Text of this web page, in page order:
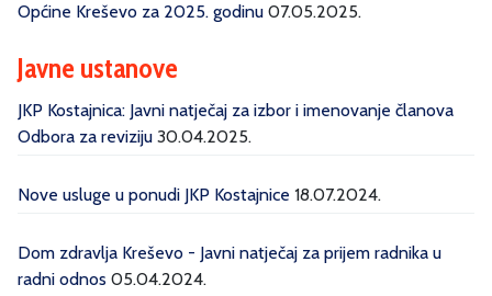
Općine Kreševo za 2025. godinu 07.05.2025.
Javne ustanove
JKP Kostajnica: Javni natječaj za izbor i imenovanje članova
Odbora za reviziju 30.04.2025.
Nove usluge u ponudi JKP Kostajnice 18.07.2024.
Dom zdravlja Kreševo - Javni natječaj za prijem radnika u
radni odnos 05.04.2024.